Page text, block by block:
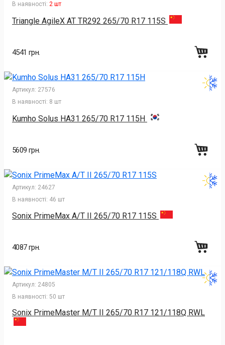
В наявності: 2 шт
Triangle AgileX AT TR292 265/70 R17 115S
4541 грн.
Артикул: 27576
В наявності: 8 шт
Kumho Solus HA31 265/70 R17 115H
5609 грн.
Артикул: 24627
В наявності: 46 шт
Sonix PrimeMax A/T II 265/70 R17 115S
4087 грн.
Артикул: 24805
В наявності: 50 шт
Sonix PrimeMaster M/T II 265/70 R17 121/118Q RWL